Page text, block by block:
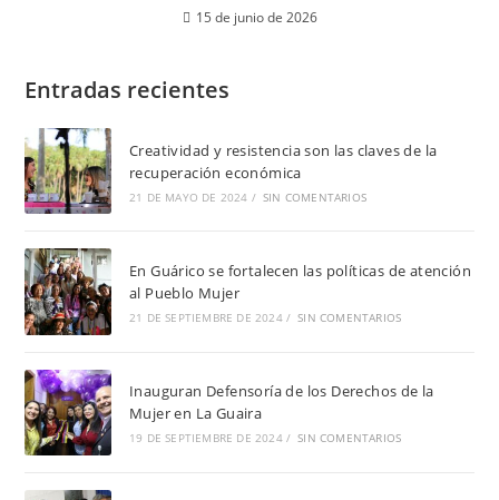
15 de junio de 2026
Entradas recientes
Creatividad y resistencia son las claves de la
recuperación económica
21 DE MAYO DE 2024 / SIN COMENTARIOS
En Guárico se fortalecen las políticas de atención
al Pueblo Mujer
21 DE SEPTIEMBRE DE 2024 / SIN COMENTARIOS
Inauguran Defensoría de los Derechos de la
Mujer en La Guaira
19 DE SEPTIEMBRE DE 2024 / SIN COMENTARIOS